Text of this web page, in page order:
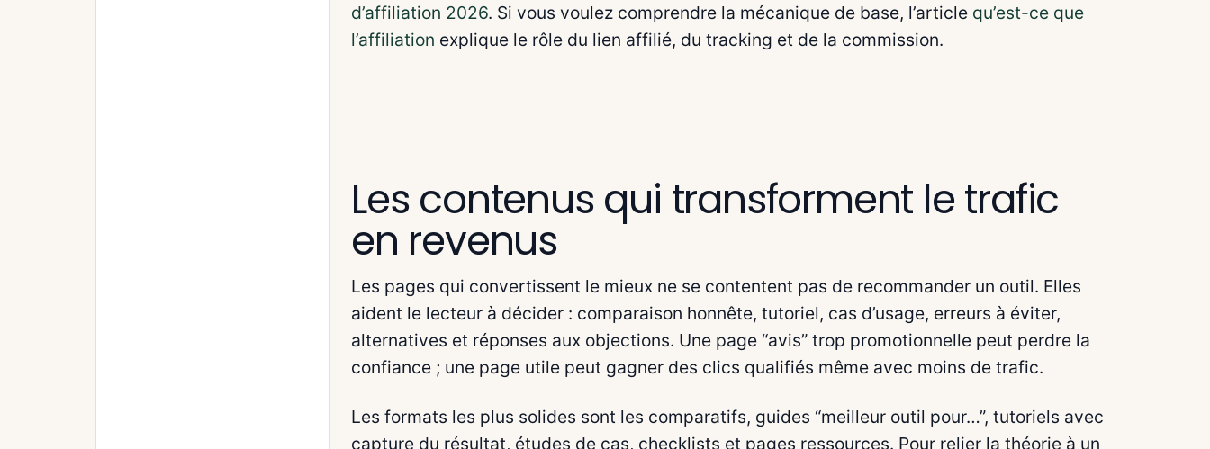
d’affiliation 2026. Si vous voulez comprendre la mécanique de base, l’article qu’est-ce que
l’affiliation explique le rôle du lien affilié, du tracking et de la commission.
Les contenus qui transforment le trafic
en revenus
Les pages qui convertissent le mieux ne se contentent pas de recommander un outil. Elles
aident le lecteur à décider : comparaison honnête, tutoriel, cas d’usage, erreurs à éviter,
alternatives et réponses aux objections. Une page “avis” trop promotionnelle peut perdre la
confiance ; une page utile peut gagner des clics qualifiés même avec moins de trafic.
Les formats les plus solides sont les comparatifs, guides “meilleur outil pour…”, tutoriels avec
capture du résultat, études de cas, checklists et pages ressources. Pour relier la théorie à un